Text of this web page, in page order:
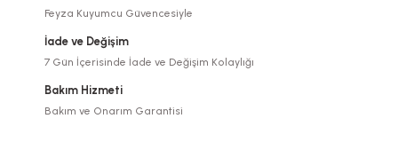
Feyza Kuyumcu Güvencesiyle
İade ve Değişim
7 Gün İçerisinde İade ve Değişim Kolaylığı
Bakım Hizmeti
Bakım ve Onarım Garantisi